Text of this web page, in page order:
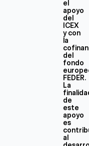
el
apoyo
del
ICEX
y con
la
del
fondo
FEDER.
La
de
este
apoyo
es
al